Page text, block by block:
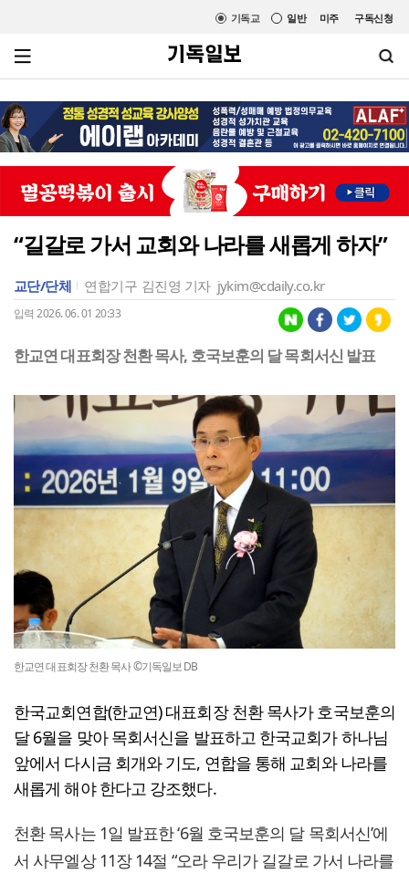
미주 구독신청
일반
기독교
“길갈로 가서 교회와 나라를 새롭게 하자”
교단/단체 연합기구 김진영 기자 jykim@cdaily.co.kr
입력 2026. 06. 01 20:33
한교연 대표회장 천환 목사, 호국보훈의 달 목회서신 발표
한교연 대표회장 천환 목사 ©기독일보 DB
한국교회연합(한교연) 대표회장 천환 목사가 호국보훈의
달 6월을 맞아 목회서신을 발표하고 한국교회가 하나님
앞에서 다시금 회개와 기도, 연합을 통해 교회와 나라를
새롭게 해야 한다고 강조했다.
천환 목사는 1일 발표한 ‘6월 호국보훈의 달 목회서신’에
서 사무엘상 11장 14절 “오라 우리가 길갈로 가서 나라를